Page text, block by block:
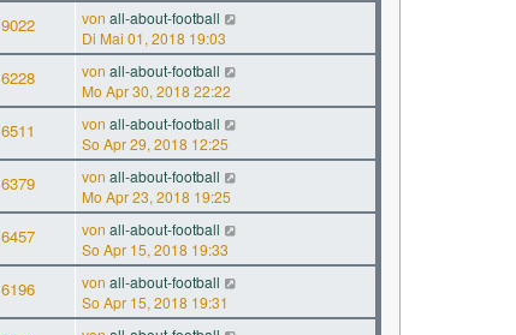
9022 von all-about-football
Di Mai 01, 2018 19:03
6228 von all-about-football
Mo Apr 30, 2018 22:22
6511 von all-about-football
So Apr 29, 2018 12:25
6379 von all-about-football
Mo Apr 23, 2018 19:25
6457 von all-about-football
So Apr 15, 2018 19:33
6196 von all-about-football
So Apr 15, 2018 19:31